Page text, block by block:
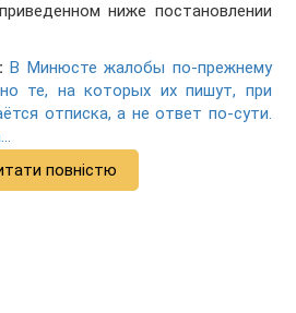
ниже постановлении
В Минюсте жалобы по-прежнему
те, на которых их пишут, при
отписка, а не ответ по-сути.
повністю